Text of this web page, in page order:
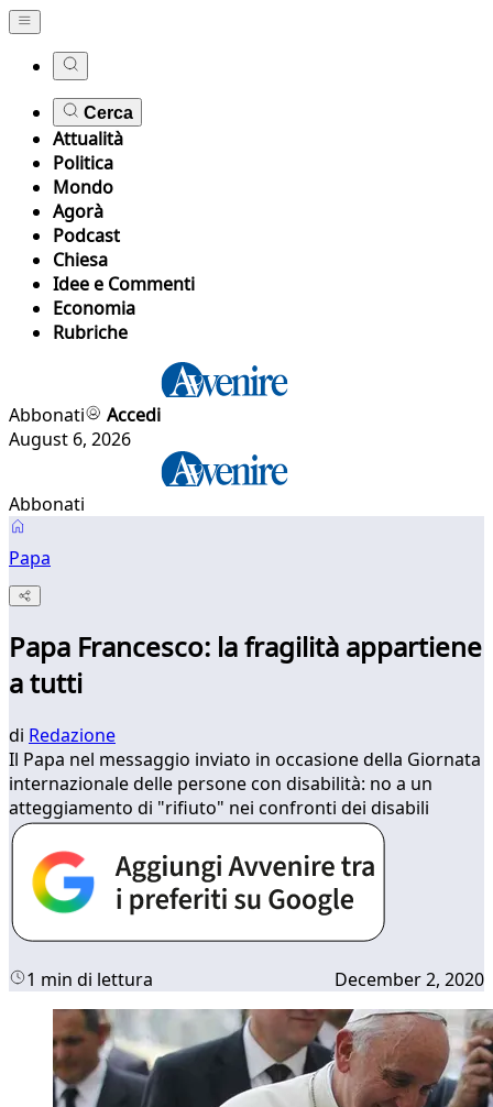
Cerca
Attualità
Politica
Mondo
Agorà
Podcast
Chiesa
Idee e Commenti
Economia
Rubriche
Abbonati
Accedi
August 6, 2026
Abbonati
Papa
Papa Francesco: la fragilità appartiene
a tutti
di Redazione
Il Papa nel messaggio inviato in occasione della Giornata
internazionale delle persone con disabilità: no a un
atteggiamento di "rifiuto" nei confronti dei disabili
1 min di lettura December 2, 2020